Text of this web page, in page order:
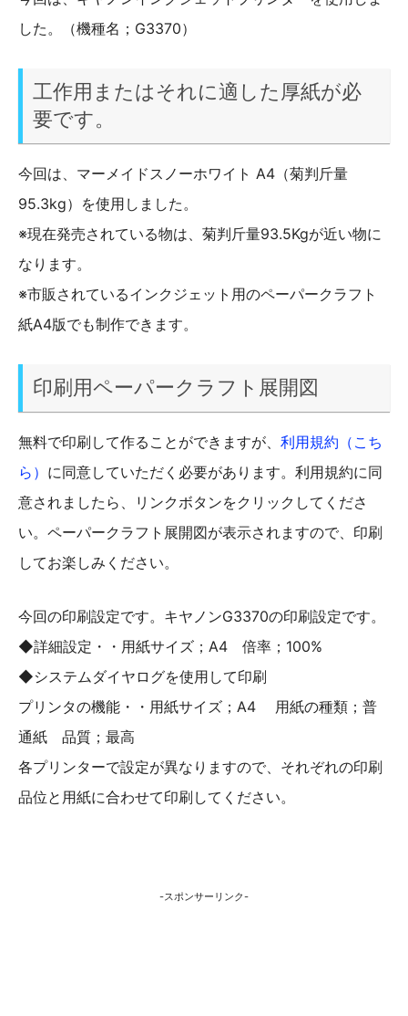
した。（機種名；G3370）
工作用またはそれに適した厚紙が必
要です。
今回は、マーメイドスノーホワイト A4（菊判斤量
95.3kg）を使用しました。
※現在発売されている物は、菊判斤量93.5Kgが近い物に
なります。
※市販されているインクジェット用のペーパークラフト
紙A4版でも制作できます。
印刷用ペーパークラフト展開図
無料で印刷して作ることができますが、 利用規約（こち
ら） に同意していただく必要があります。利用規約に同
意されましたら、リンクボタンをクリックしてくださ
い。ペーパークラフト展開図が表示されますので、印刷
してお楽しみください。
今回の印刷設定です。キヤノンG3370の印刷設定です。
◆詳細設定・・用紙サイズ；A4 倍率；100%
◆システムダイヤログを使用して印刷
プリンタの機能・・用紙サイズ；A4 用紙の種類；普
通紙 品質；最高
各プリンターで設定が異なりますので、それぞれの印刷
品位と用紙に合わせて印刷してください。
-スポンサーリンク-